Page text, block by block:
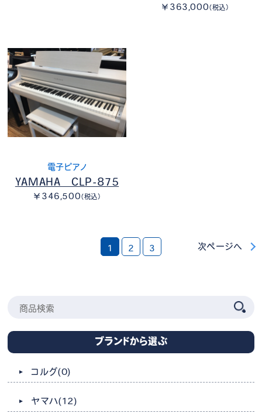
ブランドから選ぶ
コルグ(0)
ヤマハ(12)
￥363,000（税込）
電子ピアノ
YAMAHA CLP-875
￥346,500（税込）
1 2 3 次ページへ